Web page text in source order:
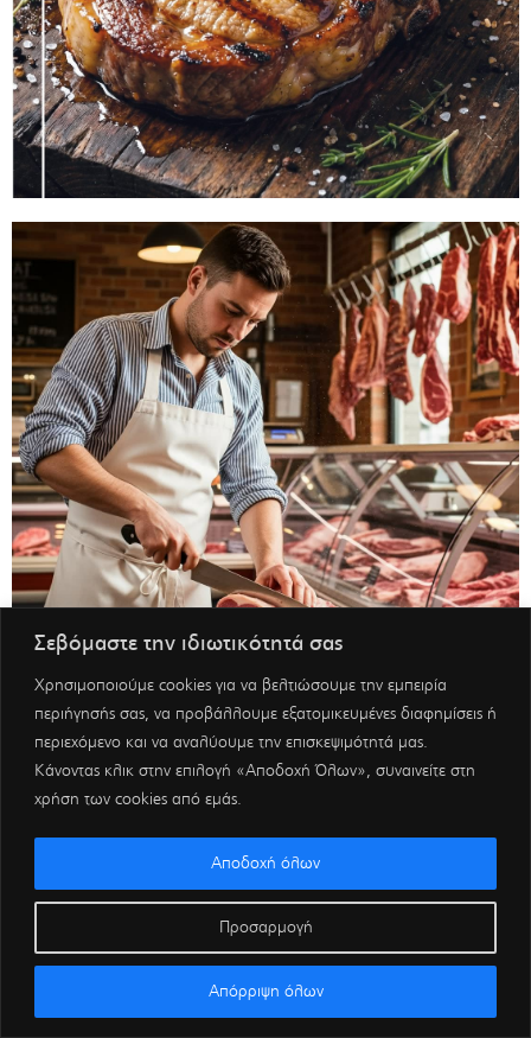
Σεβόμαστε την ιδιωτικότητά σας
Χρησιμοποιούμε cookies για να βελτιώσουμε την εμπειρία
περιήγησής σας, να προβάλλουμε εξατομικευμένες διαφημίσεις ή
περιεχόμενο και να αναλύουμε την επισκεψιμότητά μας.
Κάνοντας κλικ στην επιλογή «Αποδοχή Όλων», συναινείτε στη
χρήση των cookies από εμάς.
Προσαρμογή
Απόρριψη όλων
Αποδοχή όλων